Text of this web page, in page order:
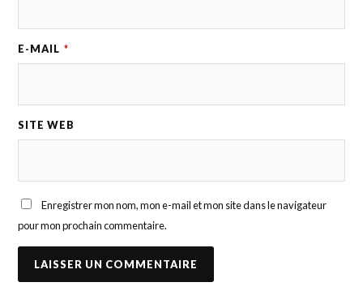
E-MAIL *
SITE WEB
Enregistrer mon nom, mon e-mail et mon site dans le navigateur
pour mon prochain commentaire.